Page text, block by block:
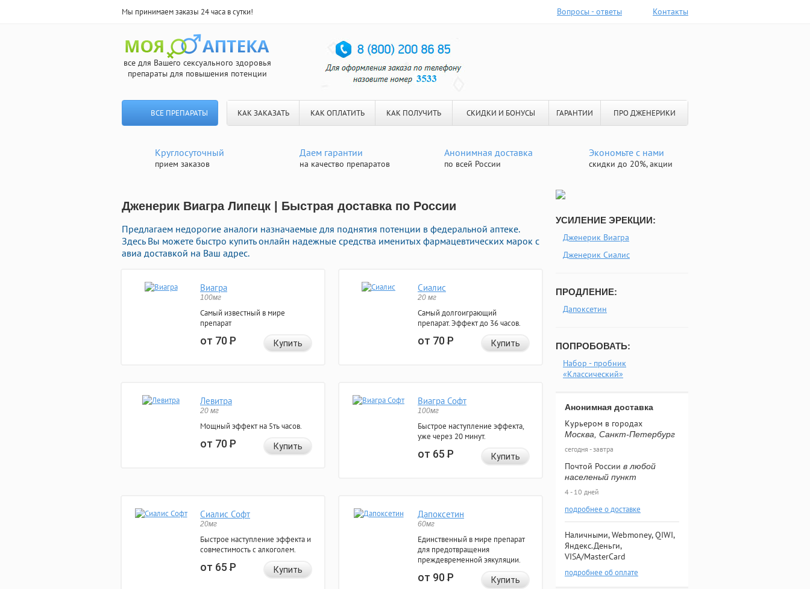
Мы принимаем заказы 24 часа в сутки! Вопросы - ответы Контакты
все для Вашего сексуального здоровья
препараты для повышения потенции
ВСЕ ПРЕПАРАТЫ КАК ЗАКАЗАТЬ КАК ОПЛАТИТЬ КАК ПОЛУЧИТЬ СКИДКИ И БОНУСЫ ГАРАНТИИ ПРО ДЖЕНЕРИКИ
Круглосуточный
прием заказов
Даем гарантии
на качество препаратов
Анонимная доставка
по всей России
Экономьте с нами
скидки до 20%, акции
Дженерик Виагра Липецк | Быстрая доставка по России
Предлагаем недорогие аналоги назначаемые для поднятия потенции в федеральной аптеке.
Здесь Вы можете быстро купить онлайн надежные средства именитых фармацевтических марок с
авиа доставкой на Ваш адрес.
Виагра
100мг
Самый известный в мире
препарат
от 70Р Купить
Сиалис
20 мг
Самый долгоиграющий
препарат. Эффект до 36 часов.
от 70Р Купить
Левитра
20 мг
Мощный эффект на 5ть часов.
от 70Р Купить
Виагра Софт
100мг
Быстрое наступление эффекта,
уже через 20 минут.
от 65Р Купить
Сиалис Софт
20мг
Быстрое наступление эффекта и
совместимость с алкоголем.
от 65Р Купить
Дапоксетин
60мг
Единственный в мире препарат
для предотвращения
преждевременной эякуляции.
от 90Р Купить
УСИЛЕНИЕ ЭРЕКЦИИ:
Дженерик Виагра
Дженерик Сиалис
ПРОДЛЕНИЕ:
Дапоксетин
ПОПРОБОВАТЬ:
Набор - пробник
«Классический»
Анонимная доставка
Курьером в городах
Москва, Санкт-Петербург
сегодня - завтра
Почтой России в любой
населеный пункт
4 - 10 дней
подробнее о доставке
Наличными, Webmoney, QIWI,
Яндекс.Деньги,
VISA/MasterCard
подробнее об оплате